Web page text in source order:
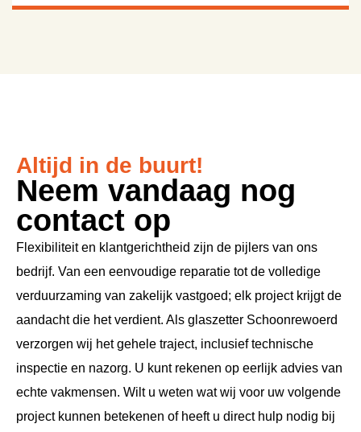
Altijd in de buurt!
Neem vandaag nog
contact op
Flexibiliteit en klantgerichtheid zijn de pijlers van ons
bedrijf. Van een eenvoudige reparatie tot de volledige
verduurzaming van zakelijk vastgoed; elk project krijgt de
aandacht die het verdient. Als glaszetter Schoonrewoerd
verzorgen wij het gehele traject, inclusief technische
inspectie en nazorg. U kunt rekenen op eerlijk advies van
echte vakmensen. Wilt u weten wat wij voor uw volgende
project kunnen betekenen of heeft u direct hulp nodig bij